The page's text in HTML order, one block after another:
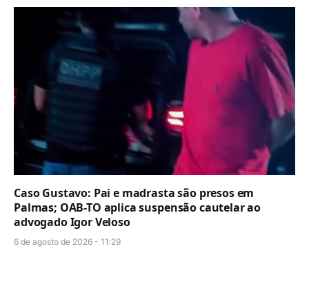
Caso Gustavo: Pai e madrasta são presos em
Palmas; OAB-TO aplica suspensão cautelar ao
advogado Igor Veloso
6 de agosto de 2026 - 11:29